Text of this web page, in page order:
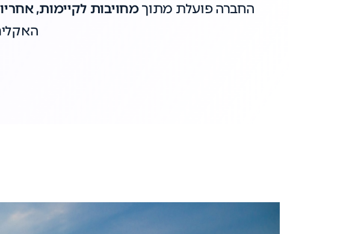
החברה פועלת מתוךמחויבות לקיימות,